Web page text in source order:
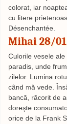
colorat, iar
cu litere
Désenchantée.
Mihai 28/
Culorile vesele
paradis, unde
zilelor. Lumina
când mă vede.
bancă, răcorit de
doreşte
orice de la Frank